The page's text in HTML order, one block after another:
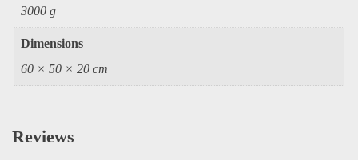
3000 g
Dimensions
60 × 50 × 20 cm
Reviews